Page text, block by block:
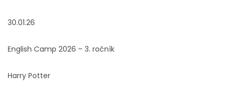
30.01.26
English Camp 2026 – 3. ročník
Harry Potter